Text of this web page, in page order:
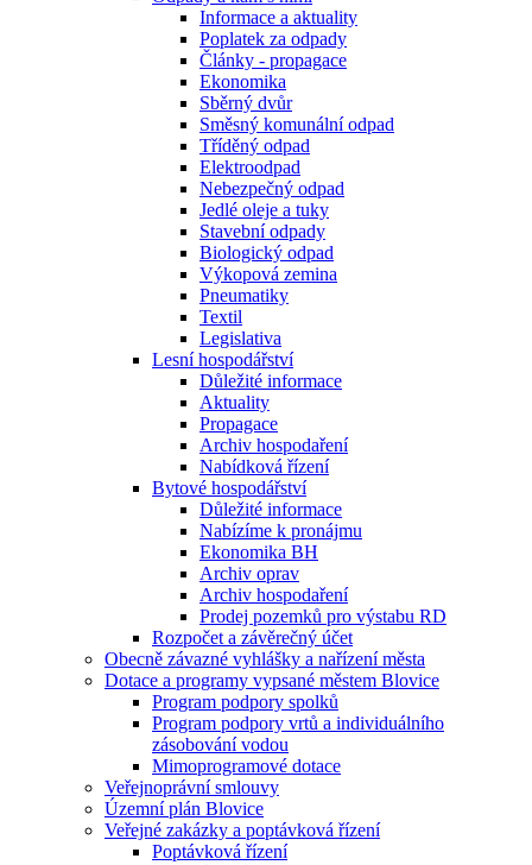
Informace a aktuality
Poplatek za odpady
Články - propagace
Ekonomika
Sběrný dvůr
Směsný komunální odpad
Tříděný odpad
Elektroodpad
Nebezpečný odpad
Jedlé oleje a tuky
Stavební odpady
Biologický odpad
Výkopová zemina
Pneumatiky
Textil
Legislativa
Lesní hospodářství
Důležité informace
Aktuality
Propagace
Archiv hospodaření
Nabídková řízení
Bytové hospodářství
Důležité informace
Nabízíme k pronájmu
Ekonomika BH
Archiv oprav
Archiv hospodaření
Prodej pozemků pro výstabu RD
Rozpočet a závěrečný účet
Obecně závazné vyhlášky a nařízení města
Dotace a programy vypsané městem Blovice
Program podpory spolků
Program podpory vrtů a individuálního
zásobování vodou
Mimoprogramové dotace
Veřejnoprávní smlouvy
Územní plán Blovice
Veřejné zakázky a poptávková řízení
Poptávková řízení